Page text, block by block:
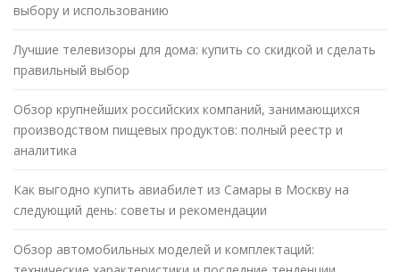
выбору и использованию
Лучшие телевизоры для дома: купить со скидкой и сделать
правильный выбор
Обзор крупнейших российских компаний, занимающихся
производством пищевых продуктов: полный реестр и
аналитика
Как выгодно купить авиабилет из Самары в Москву на
следующий день: советы и рекомендации
Обзор автомобильных моделей и комплектаций: